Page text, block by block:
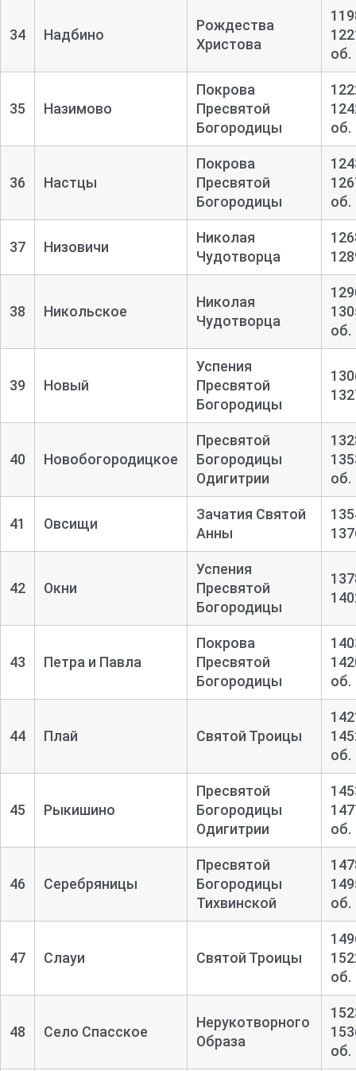
34 Надбино
Рождества
Христова
об.
35 Назимово
Покрова
Пресвятой
Богородицы
об.
36 Настцы
Покрова
Пресвятой
Богородицы
об.
37 Низовичи
Николая
Чудотворца
38 Никольское
Николая
Чудотворца
об.
39 Новый
Успения
Пресвятой
Богородицы
40 Новобогородицкое
Пресвятой
Богородицы
Одигитрии
об.
41 Овсищи
Зачатия Святой
Анны
42 Окни
Успения
Пресвятой
Богородицы
43 Петра и Павла
Покрова
Пресвятой
Богородицы
об.
44 Плай Святой Троицы
об.
45 Рыкишино
Пресвятой
Богородицы
Одигитрии
об.
46 Серебряницы
Пресвятой
Богородицы
Тихвинской
об.
47 Слауи Святой Троицы
об.
48 Село Спасское
Нерукотворного
Образа
об.